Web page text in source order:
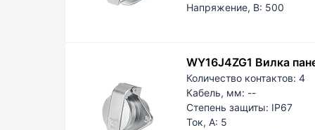
Напряжение, В: 500
WY16J4ZG1 Вилка
Количество контактов: 4
Кабель, мм: --
Степень защиты: IP67
Ток, А: 5